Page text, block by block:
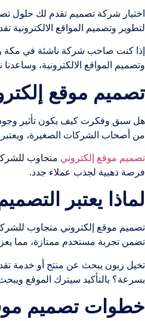
اختيار شركة تصميم تقدم لك حلول
لتطوير وتصميم المواقع
إذا كنت صاحب شركة ناشئة في مكة
وتصميم المواقع الالكترونية،
تصميم موقع
هل سبق وفكرت كيف يكون تأثير وجود
من أصحاب الشركات الصغيرة،
تصميم موقع إلكتروني متجاوب
فرصة ذهبية لجذب عملاء جدد.
لماذا يعتبر
تصميم موقع إلكتروني متجاوب
تضمن تجربة مستخدم ممتازة، مما
تخيل زبون يبحث عن منتج أو خدمة
بسرعة؟ بالتأكيد سيترك الموقع
خطوات تصميم